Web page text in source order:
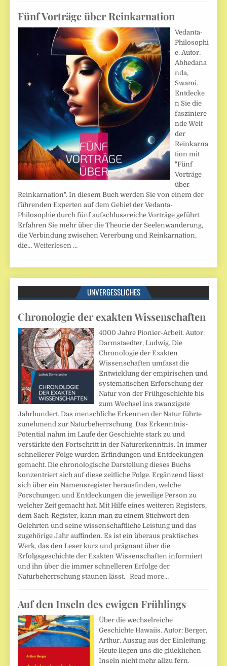
Fünf Vorträge über Reinkarnation
Vedanta-
Philosophi
e. Autor:
Abhedana
nda,
Swami.
Entdecke
n Sie die
fasziniere
nde Welt
der
Reinkarna
tion mit
"Fünf
Vorträge
über
Reinkarnation". In diesem Buch werden Sie von einem der
führenden Experten auf dem Gebiet der Vedanta-
Philosophie durch fünf aufschlussreiche Vorträge geführt.
Erfahren Sie mehr über die Theorie der Seelenwanderung,
die Verbindung zwischen Vererbung und Reinkarnation,
die…Weiterlesen …
UNVERGESSLICHES
Chronologie der exakten Wissenschaften
4000 Jahre Pionier-Arbeit. Autor:
Darmstaedter, Ludwig. Die
Chronologie der Exakten
Wissenschaften umfasst die
Entwicklung der empirischen und
systematischen Erforschung der
Natur von der Frühgeschichte bis
zum Wechsel ins zwanzigste
Jahrhundert. Das menschliche Erkennen der Natur führte
zunehmend zur Naturbeherrschung. Das Erkenntnis-
Potential nahm im Laufe der Geschichte stark zu und
verstärkte den Fortschritt in der Naturerkenntnis. In immer
schnellerer Folge wurden Erfindungen und Entdeckungen
gemacht. Die chronologische Darstellung dieses Buchs
konzentriert sich auf diese zeitliche Folge. Ergänzend lässt
sich über ein Namensregister herausfinden, welche
Forschungen und Entdeckungen die jeweilige Person zu
welcher Zeit gemacht hat. Mit Hilfe eines weiteren Registers,
dem Sach-Register, kann man zu einem Stichwort den
Gelehrten und seine wissenschaftliche Leistung und das
zugehörige Jahr auffinden. Es ist ein überaus praktisches
Werk, das den Leser kurz und prägnant über die
Erfolgsgeschichte der Exakten Wissenschaften informiert
und ihn über die immer schnelleren Erfolge der
Naturbeherrschung staunen lässt. Read more…
Auf den Inseln des ewigen Frühlings
Über die wechselreiche
Geschichte Hawaiis. Autor: Berger,
Arthur. Auszug aus der Einleitung:
Heute liegen uns die glücklichen
Inseln nicht mehr allzu fern.